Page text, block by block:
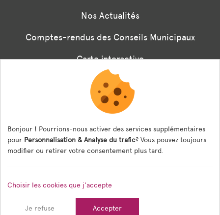
Nos Actualités
Comptes-rendus des Conseils Municipaux
Carte interactive
Associations
Formulaire panneaux digitaux
Les menus de la cantine
Documents règlementaires
Bonjour ! Pourrions-nous activer des services supplémentaires
pour Personnalisation & Analyse du trafic? Vous pouvez toujours
modifier ou retirer votre consentement plus tard.
Choisir les cookies que j'accepte
Je refuse Accepter